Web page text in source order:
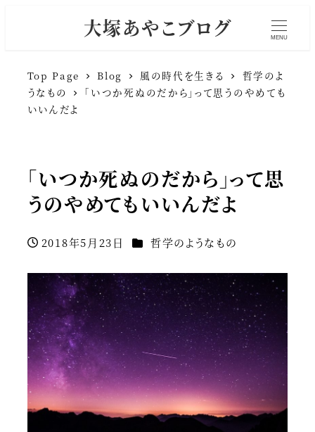
大塚あやこブログ MENU
Top Page Blog 風の時代を生きる
哲学のよ
うなもの
「いつか死ぬのだから」って思うのやめても
いいんだよ
「いつか死ぬのだから」って思
うのやめてもいいんだよ
投稿日
2018年5月23日 カテゴリー
哲学のようなもの